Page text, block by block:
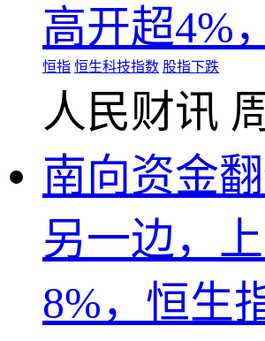
高开超4%
恒指 恒生科技指数 股指下跌
人民财讯
南向资金
另一边，
8%，恒生